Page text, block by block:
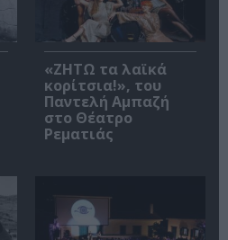
«ΖΗΤΩ τα λαϊκά
κορίτσια!», του
Παντελή Αμπαζή
στο Θέατρο
Ρεματιάς